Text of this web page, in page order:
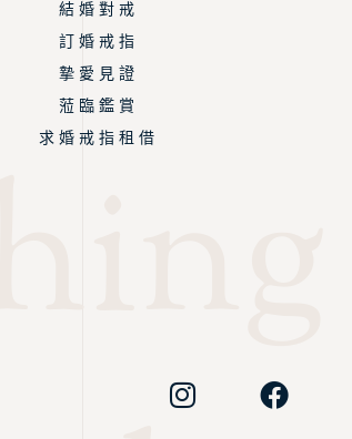
結 婚 對 戒
訂 婚 戒 指
摯 愛 見 證
蒞 臨 鑑 賞
求 婚 戒 指 租 借